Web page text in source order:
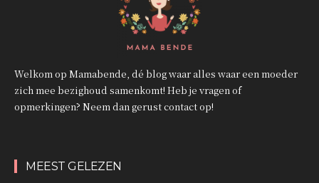
Welkom op Mamabende, dé blog waar alles waar een moeder
zich mee bezighoud samenkomt! Heb je vragen of
opmerkingen? Neem dan gerust contact op!
MEEST GELEZEN